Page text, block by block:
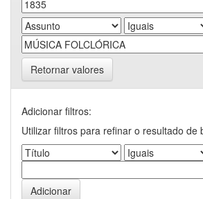
Retornar valores
Adicionar filtros:
Utilizar filtros para refinar o resultado de